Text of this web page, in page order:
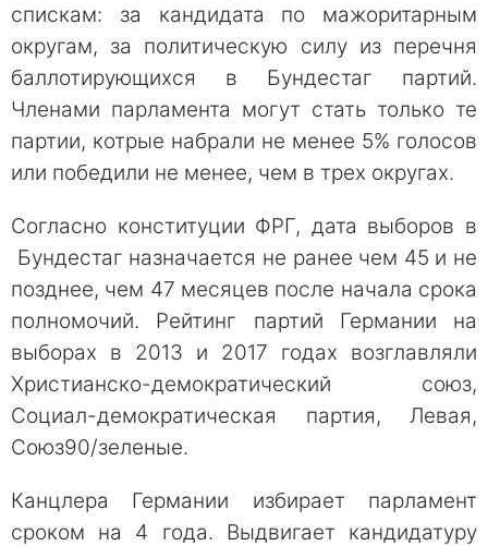
спискам: за кандидата по мажоритарным
округам, за политическую силу из перечня
баллотирующихся в Бундестаг партий.
Членами парламента могут стать только те
партии, котрые набрали не менее 5% голосов
или победили не менее, чем в трех округах.
Согласно конституции ФРГ, дата выборов в
Бундестаг назначается не ранее чем 45 и не
позднее, чем 47 месяцев после начала срока
полномочий. Рейтинг партий Германии на
выборах в 2013 и 2017 годах возглавляли
Христианско-демократический союз,
Социал-демократическая партия, Левая,
Союз90/зеленые.
Канцлера Германии избирает парламент
сроком на 4 года. Выдвигает кандидатуру